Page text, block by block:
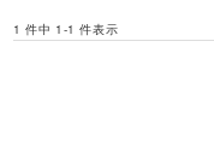
1 件中 1-1 件表示